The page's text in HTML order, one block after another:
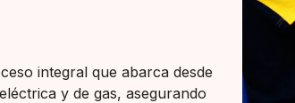
integral que abarca desde
y de gas, asegurando